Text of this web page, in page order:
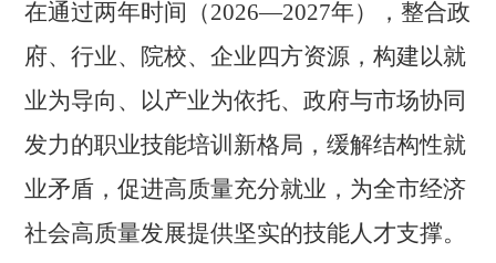
在通过两年时间（2026—2027年），整合政
府、行业、院校、企业四方资源，构建以就
业为导向、以产业为依托、政府与市场协同
发力的职业技能培训新格局，缓解结构性就
业矛盾，促进高质量充分就业，为全市经济
社会高质量发展提供坚实的技能人才支撑。